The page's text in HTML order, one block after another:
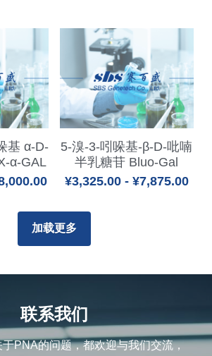
基 α-D-
α-GAL
5-溴-3-吲哚基-β-D-吡喃
半乳糖苷 Bluo-Gal
¥3,325.00 - ¥7,875.00
加载更多
联系我们
PNA的问题，都欢迎与我们交流，